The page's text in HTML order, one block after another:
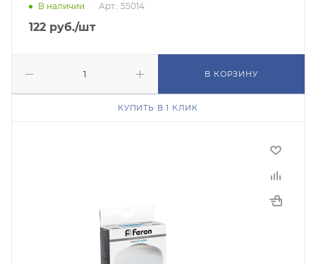
В наличии Арт.: 55014
122 руб./шт
В КОРЗИНУ
КУПИТЬ В 1 КЛИК